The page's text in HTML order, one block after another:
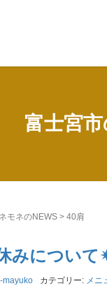
富士宮
モネのNEWS > 40肩
みについて
mayuko カテゴリー: メニ